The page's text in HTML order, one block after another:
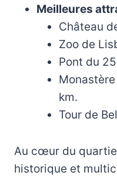
Meilleures
Château
Zoo de
Pont du
km.
Tour de
Au cœur du
historique et